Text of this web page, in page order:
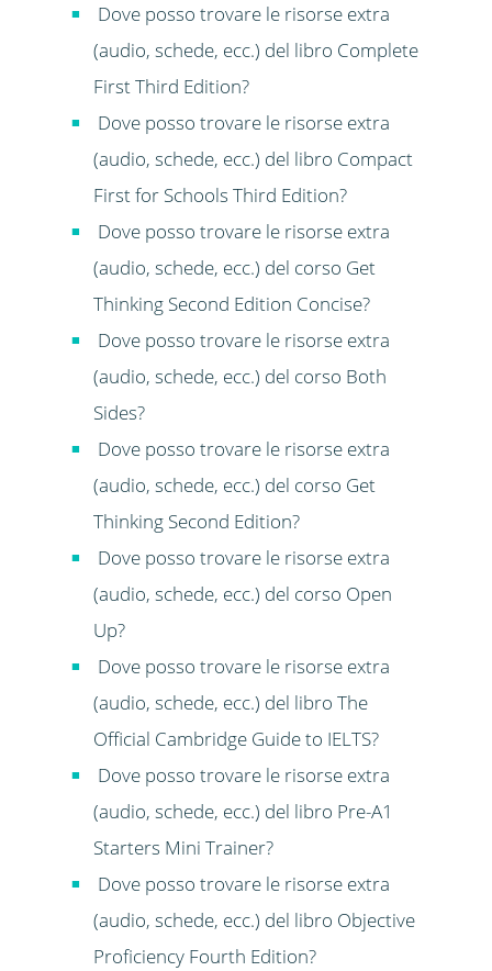
Dove posso trovare le risorse extra
(audio, schede, ecc.) del libro Complete
First Third Edition?
Dove posso trovare le risorse extra
(audio, schede, ecc.) del libro Compact
First for Schools Third Edition?
Dove posso trovare le risorse extra
(audio, schede, ecc.) del corso Get
Thinking Second Edition Concise?
Dove posso trovare le risorse extra
(audio, schede, ecc.) del corso Both
Sides?
Dove posso trovare le risorse extra
(audio, schede, ecc.) del corso Get
Thinking Second Edition?
Dove posso trovare le risorse extra
(audio, schede, ecc.) del corso Open
Up?
Dove posso trovare le risorse extra
(audio, schede, ecc.) del libro The
Official Cambridge Guide to IELTS?
Dove posso trovare le risorse extra
(audio, schede, ecc.) del libro Pre-A1
Starters Mini Trainer?
Dove posso trovare le risorse extra
(audio, schede, ecc.) del libro Objective
Proficiency Fourth Edition?